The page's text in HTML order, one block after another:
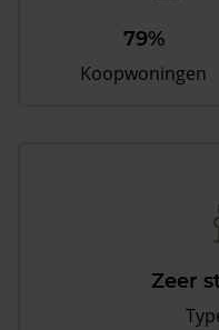
79%
Koopwoningen
Zeer